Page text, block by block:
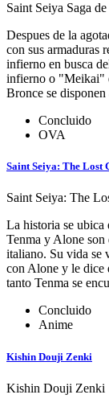
Saint Seiya Saga
Despues de la
con sus armaduras
infierno en busca
infierno o "Meikai"
Bronce se
Concluido
OVA
Saint Seiya: The Lost
Saint Seiya: The
La historia se
Tenma y Alone son
italiano. Su vida se
con Alone y le dice
tanto Tenma se
Concluido
Anime
Kishin Douji Zenki
Kishin Douji Zenki